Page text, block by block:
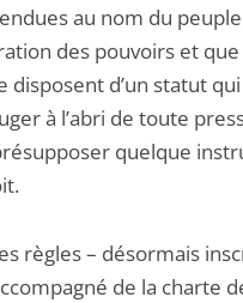
au nom du peuple
des pouvoirs et
d’un statut
à l’abri de toute
quelque
règles – désormais
de la charte